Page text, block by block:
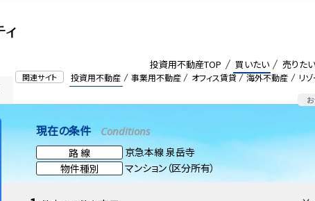
関連サイト 投資用不動産 事業用不動産 オフィス賃貸 海外不動産 リ
投資用不動産TOP 買いたい 売りたい
現在の条件 Conditions
路 線
京急本線 泉岳寺
物件種別
マンション（区分所有）